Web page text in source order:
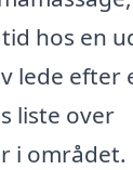
hos en
lede efter
liste over
i området.